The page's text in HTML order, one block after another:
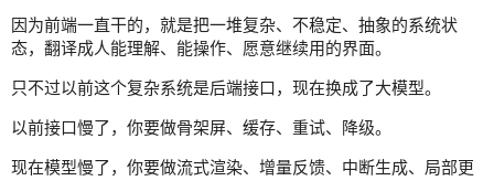
因为前端一直干的，就是把一堆复杂、不稳定、抽象的系统状
态，翻译成人能理解、能操作、愿意继续用的界面。
只不过以前这个复杂系统是后端接口，现在换成了大模型。
以前接口慢了，你要做骨架屏、缓存、重试、降级。
现在模型慢了，你要做流式渲染、增量反馈、中断生成、局部更